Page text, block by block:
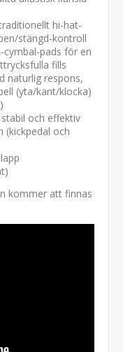
hi-hat-
stängd-kontroll
cymbal-pads för en
fills
naturlig respons,
(yta/kant/klocka)
och effektiv
(kickpedal och
kommer att finnas